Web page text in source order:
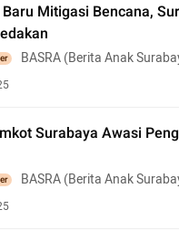
Mitigasi Bencana,
BASRA (Berita Anak
Surabaya Awasi
BASRA (Berita Anak